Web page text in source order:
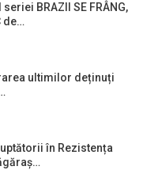
BRAZII SE FRÂNG,
de…
ultimilor deținuți
în Rezistența